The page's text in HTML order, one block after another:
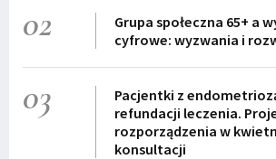
02
Grupa społeczna 65+ a
cyfrowe: wyzwania i
03
Pacjentki z
refundacji leczenia.
rozporządzenia w
konsultacji